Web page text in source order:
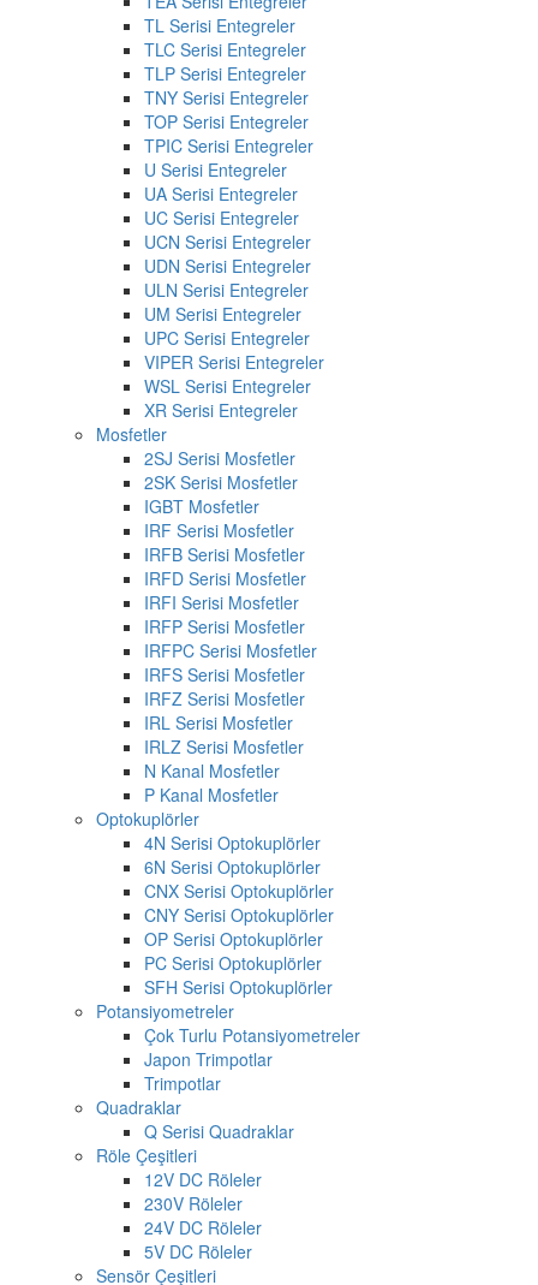
TL Serisi Entegreler
TLC Serisi Entegreler
TLP Serisi Entegreler
TNY Serisi Entegreler
TOP Serisi Entegreler
TPIC Serisi Entegreler
U Serisi Entegreler
UA Serisi Entegreler
UC Serisi Entegreler
UCN Serisi Entegreler
UDN Serisi Entegreler
ULN Serisi Entegreler
UM Serisi Entegreler
UPC Serisi Entegreler
VIPER Serisi Entegreler
WSL Serisi Entegreler
XR Serisi Entegreler
Mosfetler
2SJ Serisi Mosfetler
2SK Serisi Mosfetler
IGBT Mosfetler
IRF Serisi Mosfetler
IRFB Serisi Mosfetler
IRFD Serisi Mosfetler
IRFI Serisi Mosfetler
IRFP Serisi Mosfetler
IRFPC Serisi Mosfetler
IRFS Serisi Mosfetler
IRFZ Serisi Mosfetler
IRL Serisi Mosfetler
IRLZ Serisi Mosfetler
N Kanal Mosfetler
P Kanal Mosfetler
Optokuplörler
4N Serisi Optokuplörler
6N Serisi Optokuplörler
CNX Serisi Optokuplörler
CNY Serisi Optokuplörler
OP Serisi Optokuplörler
PC Serisi Optokuplörler
SFH Serisi Optokuplörler
Potansiyometreler
Çok Turlu Potansiyometreler
Japon Trimpotlar
Trimpotlar
Quadraklar
Q Serisi Quadraklar
Röle Çeşitleri
12V DC Röleler
230V Röleler
24V DC Röleler
5V DC Röleler
Sensör Çeşitleri